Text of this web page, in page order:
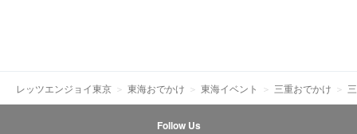
レッツエンジョイ東京 東海おでかけ 東海イベント 三重おでかけ
Follow Us